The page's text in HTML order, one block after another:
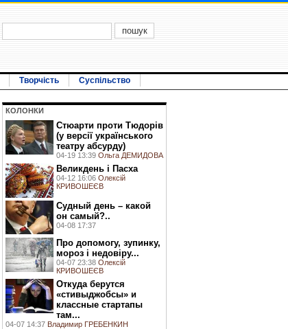
Творчість Суспільство
КОЛОНКИ
Стюарти проти Тюдорів
(у версії українського
театру абсурду)
04-19 13:39 Ольга ДЕМИДОВА
Великдень і Пасха
04-12 16:06 Олексій
КРИВОШЕЄВ
Судный день – какой
он самый?..
04-08 17:37
Про допомогу, зупинку,
мороз і недовіру...
04-07 23:38 Олексій
КРИВОШЕЄВ
Откуда берутся
«стивыджобсы» и
классные стартапы
там...
04-07 14:37 Владимир ГРЕБЕНКИН